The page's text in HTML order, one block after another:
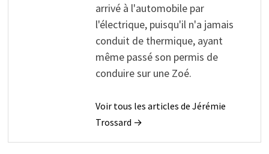
arrivé à l'automobile par
l'électrique, puisqu'il n'a jamais
conduit de thermique, ayant
même passé son permis de
conduire sur une Zoé.
Voir tous les articles de Jérémie
Trossard →